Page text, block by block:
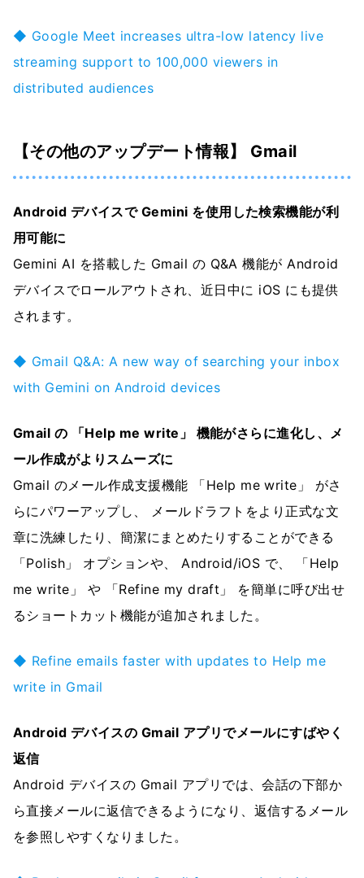
◆ Google Meet increases ultra-low latency live
streaming support to 100,000 viewers in
distributed audiences
【その他のアップデート情報】 Gmail
Android デバイスで Gemini を使用した検索機能が利
用可能に
Gemini AI を搭載した Gmail の Q&A 機能が Android
デバイスでロールアウトされ、近日中に iOS にも提供
されます。
◆ Gmail Q&A: A new way of searching your inbox
with Gemini on Android devices
Gmail の 「Help me write」 機能がさらに進化し、メ
ール作成がよりスムーズに
Gmail のメール作成支援機能 「Help me write」 がさ
らにパワーアップし、 メールドラフトをより正式な文
章に洗練したり、簡潔にまとめたりすることができる
「Polish」 オプションや、 Android/iOS で、 「Help
me write」 や 「Refine my draft」 を簡単に呼び出せ
るショートカット機能が追加されました。
◆ Refine emails faster with updates to Help me
write in Gmail
Android デバイスの Gmail アプリでメールにすばやく
返信
Android デバイスの Gmail アプリでは、会話の下部か
ら直接メールに返信できるようになり、返信するメール
を参照しやすくなりました。